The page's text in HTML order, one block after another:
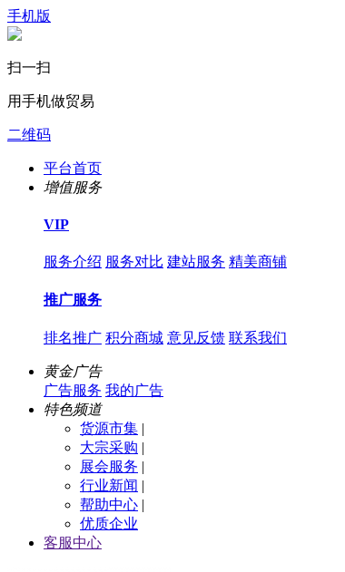
手机版
扫一扫
用手机做贸易
二维码
平台首页
增值服务
VIP
服务介绍 服务对比 建站服务 精美商铺
推广服务
排名推广 积分商城 意见反馈 联系我们
黄金广告
广告服务 我的广告
特色频道
货源市集 |
大宗采购 |
展会服务 |
行业新闻 |
帮助中心 |
优质企业
客服中心